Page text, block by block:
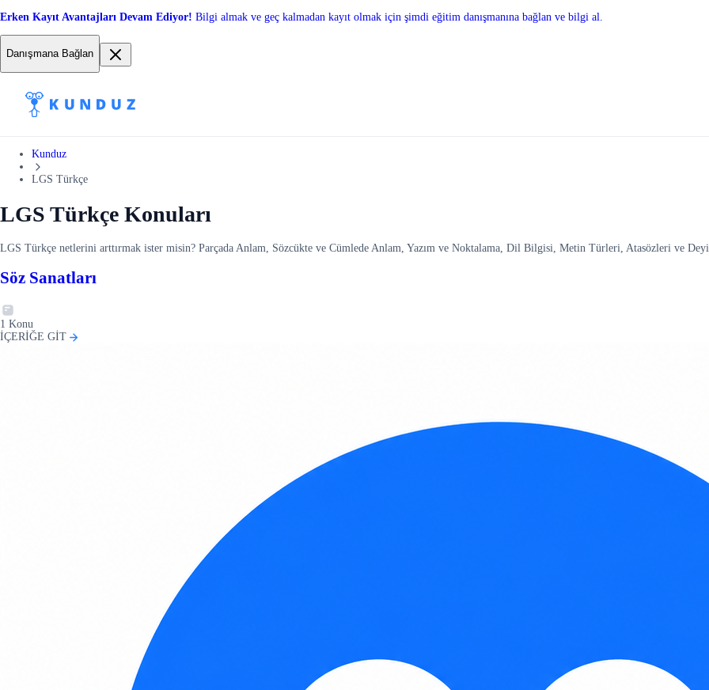
Erken Kayıt Avantajları Devam Ediyor! Bilgi almak ve geç kalmadan kayıt olmak için şimdi eğitim danışmanına bağlan ve bilgi al.
Danışmana Bağlan
Kunduz
LGS Türkçe
LGS Türkçe Konuları
LGS Türkçe netlerini arttırmak ister misin? Parçada Anlam, Sözcükte ve Cümlede Anlam, Yazım ve Noktalama, Dil Bilgisi, Metin Türleri, Atasözleri ve
Söz Sanatları
1 Konu
İÇERİĞE GİT